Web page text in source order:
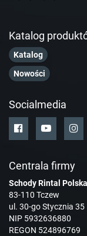
Katalog
Katalog
Nowości
Socialmedia
Centrala firmy
Schody Rintal
83-110 Tczew
ul. 30-go Stycznia 35
NIP 5932636880
REGON 524896769